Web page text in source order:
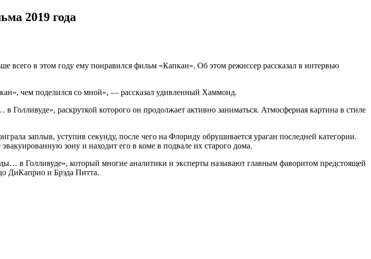
2019 года
всего в этом году ему понравился фильм «Капкан». Об этом режиссер рассказал в интервью
чем поделился со мной», — рассказал удивленный Хаммонд.
раскруткой которого он продолжает активно заниматься. Атмосферная картина в стиле
заплыв, уступив секунду, после чего на Флориду обрушивается ураган последней категории.
зону и находит его в коме в подвале их старого дома.
в Голливуде», который многие аналитики и эксперты называют главным фаворитом предстоящей
ДиКаприо и Брэда Питта.